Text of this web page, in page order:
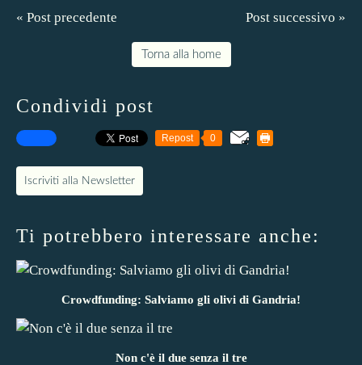
« Post precedente Post successivo »
Torna alla home
Condividi post
Repost 0
Iscriviti alla Newsletter
Ti potrebbero interessare anche:
Crowdfunding: Salviamo gli olivi di Gandria!
Non c'è il due senza il tre